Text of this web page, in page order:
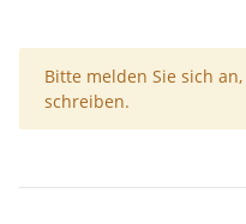
x
Bitte melden Sie sich
schreiben.